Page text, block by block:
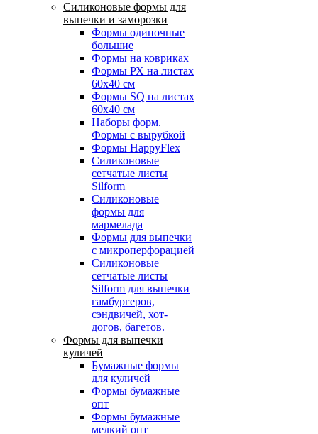
Силиконовые формы для
выпечки и заморозки
Формы одиночные
большие
Формы на ковриках
Формы РХ на листах
60х40 см
Формы SQ на листах
60х40 см
Наборы форм.
Формы с вырубкой
Формы HappyFlex
Силиконовые
сетчатые листы
Silform
Силиконовые
формы для
мармелада
Формы для выпечки
с микроперфорацией
Силиконовые
сетчатые листы
Silform для выпечки
гамбургеров,
сэндвичей, хот-
догов, багетов.
Формы для выпечки
куличей
Бумажные формы
для куличей
Формы бумажные
опт
Формы бумажные
мелкий опт